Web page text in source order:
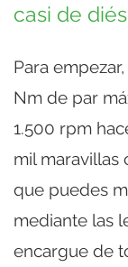
casi de
Para
Nm de par
1.500 rpm
mil maravillas
que puedes
mediante las
encargue de